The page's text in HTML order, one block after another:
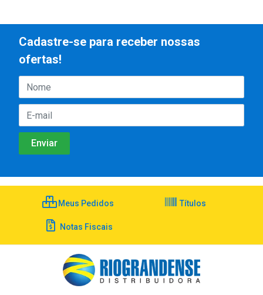
Cadastre-se para receber nossas
ofertas!
Meus Pedidos Títulos
Notas Fiscais